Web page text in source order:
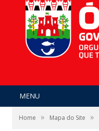
MENU
Home » Mapa do Site »